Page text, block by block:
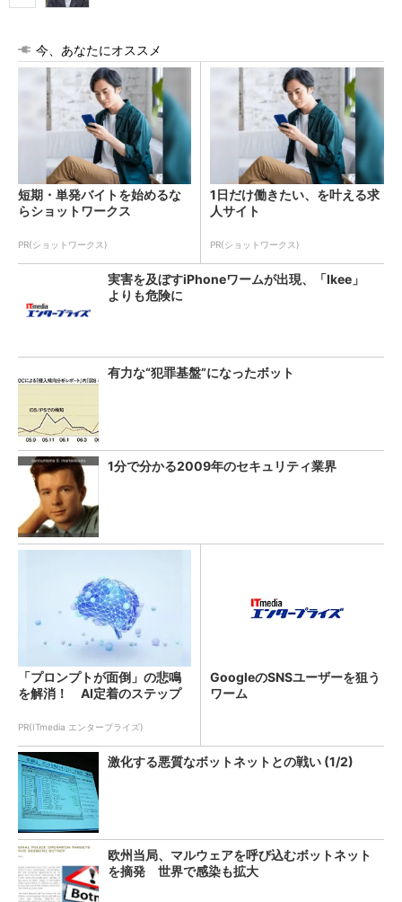
今、あなたにオススメ
短期・単発バイトを始めるな
らショットワークス
PR(ショットワークス)
1日だけ働きたい、を叶える求
人サイト
PR(ショットワークス)
実害を及ぼすiPhoneワームが出現、「Ikee」
よりも危険に
有力な“犯罪基盤”になったボット
1分で分かる2009年のセキュリティ業界
「プロンプトが面倒」の悲鳴
を解消！ AI定着のステップ
PR(ITmedia エンタープライズ)
GoogleのSNSユーザーを狙う
ワーム
激化する悪質なボットネットとの戦い (1/2)
欧州当局、マルウェアを呼び込むボットネット
を摘発 世界で感染も拡大